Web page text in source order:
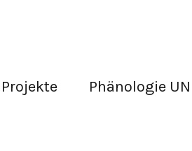
Projekte Phänologie UN